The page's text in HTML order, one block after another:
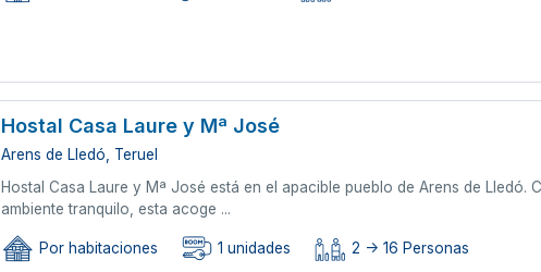
Hostal Casa Laure y Mª José
Arens de Lledó, Teruel
Hostal Casa Laure y Mª José está en el apacible pueblo de Arens de Lledó.
ambiente tranquilo, esta acoge ...
Por habitaciones 1 unidades 2 -> 16 Personas